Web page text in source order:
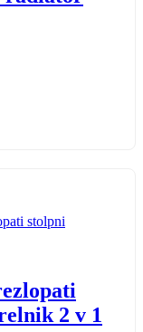
2 v 1